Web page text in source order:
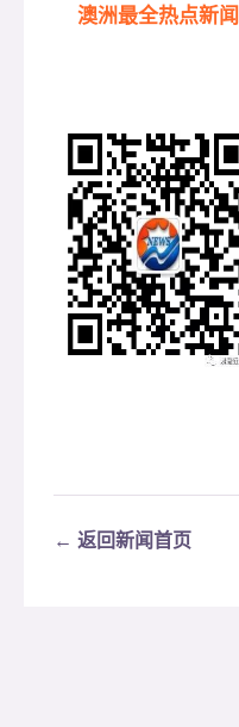
澳洲最全热点新闻
← 返回新闻首页